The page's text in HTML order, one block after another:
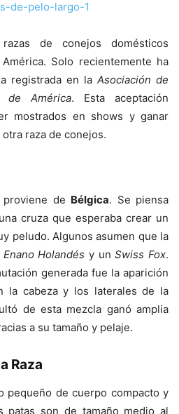
de conejos domésticos
Solo recientemente ha
registrada en la Asociación de
de América. Esta aceptación
mostrados en shows y ganar
raza de conejos.
proviene de Bélgica. Se piensa
cruza que esperaba crear un
peludo. Algunos asumen que la
Enano Holandés y unSwiss Fox.
generada fue la aparición
la cabeza y los laterales de la
de esta mezcla ganó amplia
a su tamaño y pelaje.
Raza
pequeño de cuerpo compacto y
patas son de tamaño medio al